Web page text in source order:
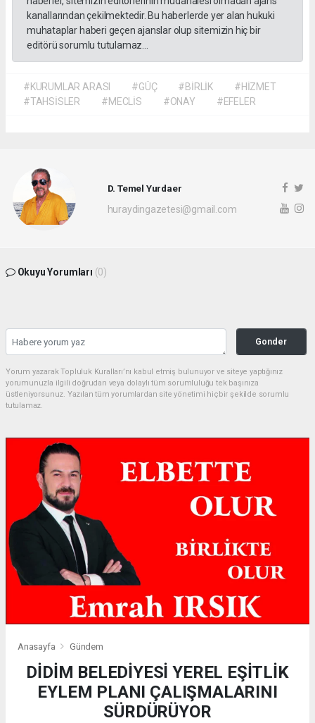
kanallarından çekilmektedir. Bu haberlerde yer alan hukuki
muhataplar haberi geçen ajanslar olup sitemizin hiç bir
editörü sorumlu tutulamaz...
#KURUMLAR ARASI #GÜÇ #BİRLİK
#HİZMET
#TAHSİSLER
#MECLİS #ONAY #EFELER
D. Temel Yurdaer
huraydingazetesi@gmail.com
Okuyu Yorumları (0)
Gonder
Yorum yazarak Topluluk Kuralları’nı kabul etmiş bulunuyor ve siteye yaptığınız
yorumunuzla ilgili doğrudan veya dolaylı tüm sorumluluğu tek başınıza
üstleniyorsunuz. Yazılan tüm yorumlardan site yönetimi hiçbir şekilde sorumlu
tutulamaz.
Anasayfa Gündem
DİDİM BELEDİYESİ YEREL EŞİTLİK
EYLEM PLANI ÇALIŞMALARINI
SÜRDÜRÜYOR